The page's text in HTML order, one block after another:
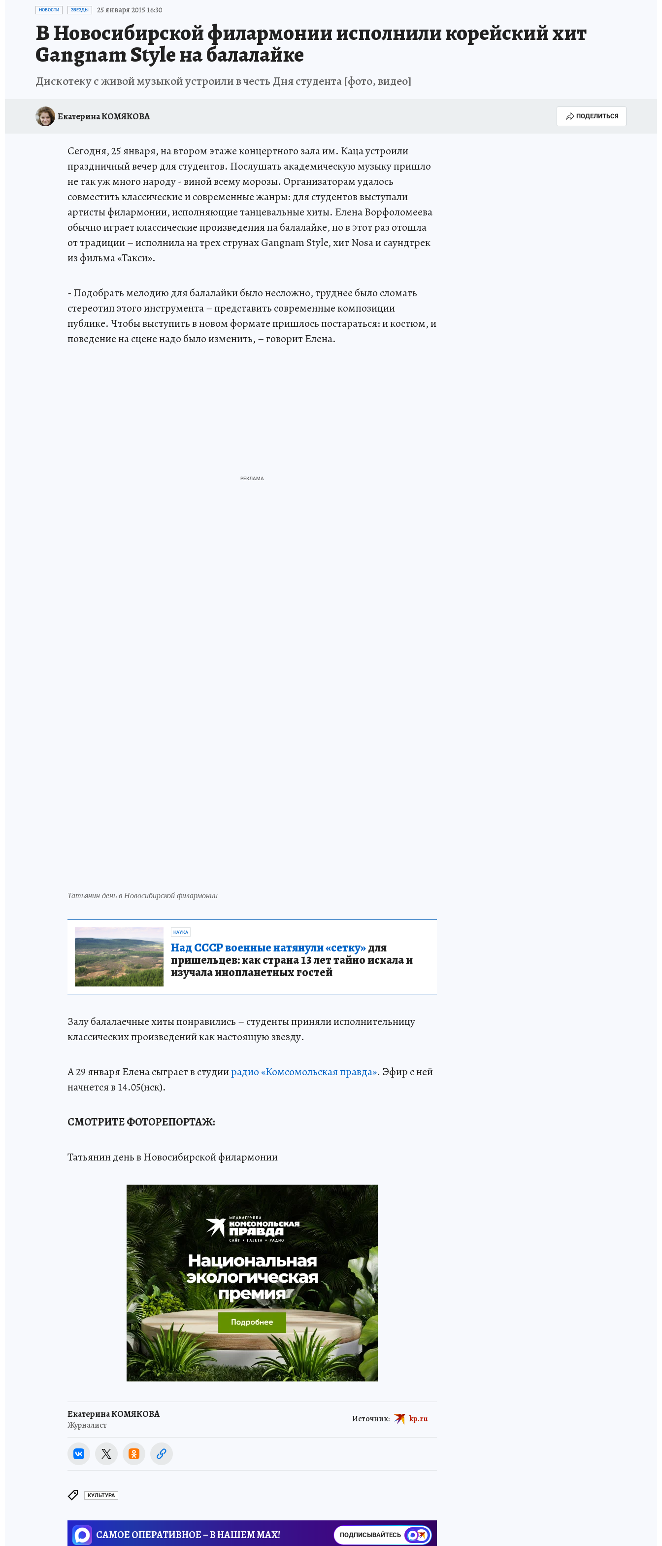
ОТДЫХ В РОССИИ ЗАПОВЕДНАЯ РОССИЯ
НОВОСТИ ЗВЕЗДЫ 25 января 2015 16:30
В Новосибирской филармонии исполнили корейский хит
Gangnam Style на балалайке
Дискотеку с живой музыкой устроили в честь Дня студента [фото, видео]
Екатерина КОМЯКОВА ПОДЕЛИТЬСЯ
Сегодня, 25 января, на втором этаже концертного зала им. Каца устроили
праздничный вечер для студентов. Послушать академическую музыку пришло
не так уж много народу - виной всему морозы. Организаторам удалось
совместить классические и современные жанры: для студентов выступали
артисты филармонии, исполняющие танцевальные хиты. Елена Ворфоломеева
обычно играет классические произведения на балалайке, но в этот раз отошла
от традиции – исполнила на трех струнах Gangnam Style, хит Nosa и саундтрек
из фильма «Такси».
- Подобрать мелодию для балалайки было несложно, труднее было сломать
стереотип этого инструмента – представить современные композиции
публике. Чтобы выступить в новом формате пришлось постараться: и костюм, и
поведение на сцене надо было изменить, – говорит Елена.
Татьянин день в Новосибирской филармонии
НАУКА
Над СССР военные натянули «сетку»для
пришельцев: как страна 13 лет тайно искала и
изучала инопланетных гостей
Залу балалаечные хиты понравились – студенты приняли исполнительницу
классических произведений как настоящую звезду.
А 29 января Елена сыграет в студиирадио «Комсомольская правда». Эфир с ней
начнется в 14.05(нск).
СМОТРИТЕ ФОТОРЕПОРТАЖ:
Татьянин день в Новосибирской филармонии
Екатерина КОМЯКОВА
Журналист
Источник: kp.ru
КУЛЬТУРА
САМОЕ ОПЕРАТИВНОЕ – В НАШЕМ MAX! ПОДПИСЫВАЙТЕСЬ